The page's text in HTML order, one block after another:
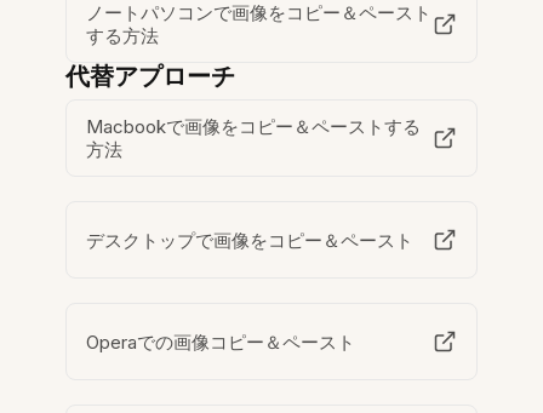
ノートパソコンで画像をコピー＆ペースト
する方法
代替アプローチ
Macbookで画像をコピー＆ペーストする
方法
デスクトップで画像をコピー＆ペースト
Operaでの画像コピー＆ペースト